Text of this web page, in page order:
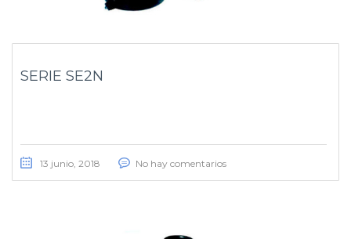
SERIE SE2N
13 junio, 2018 No hay comentarios